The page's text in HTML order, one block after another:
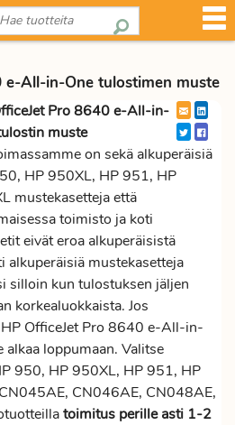
e-All-in-One tulostimen muste
Pro 8640 e-All-in-
muste
on sekä alkuperäisiä
HP 950XL, HP 951, HP
mustekasetteja että
toimisto ja koti
eivät eroa alkuperäisistä
alkuperäisiä mustekasetteja
silloin kun tulostuksen jäljen
korkealuokkaista. Jos
OfficeJet Pro 8640 e-All-in-
loppumaan. Valitse
950, HP 950XL, HP 951, HP
CN046AE, CN048AE,
toimitus perille asti 1-2